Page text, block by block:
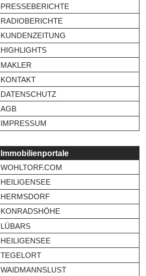
PRESSEBERICHTE
RADIOBERICHTE
KUNDENZEITUNG
HIGHLIGHTS
MAKLER
KONTAKT
DATENSCHUTZ
AGB
IMPRESSUM
Immobilienportale
WOHLTORF.COM
HEILIGENSEE
HERMSDORF
KONRADSHÖHE
LÜBARS
HEILIGENSEE
TEGELORT
WAIDMANNSLUST